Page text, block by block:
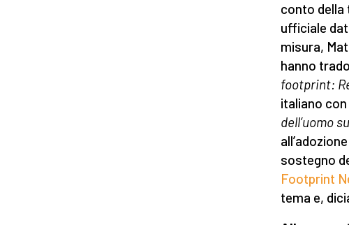
conto della
ufficiale
misura,
hanno
footprint:
italiano
dell’uomo
sostegno
Footprint
tema e,